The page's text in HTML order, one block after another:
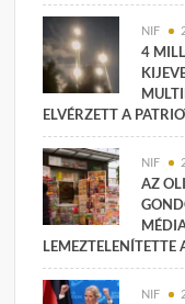
NIF
4
ELVÉRZETT A
NIF
AZ
NIF